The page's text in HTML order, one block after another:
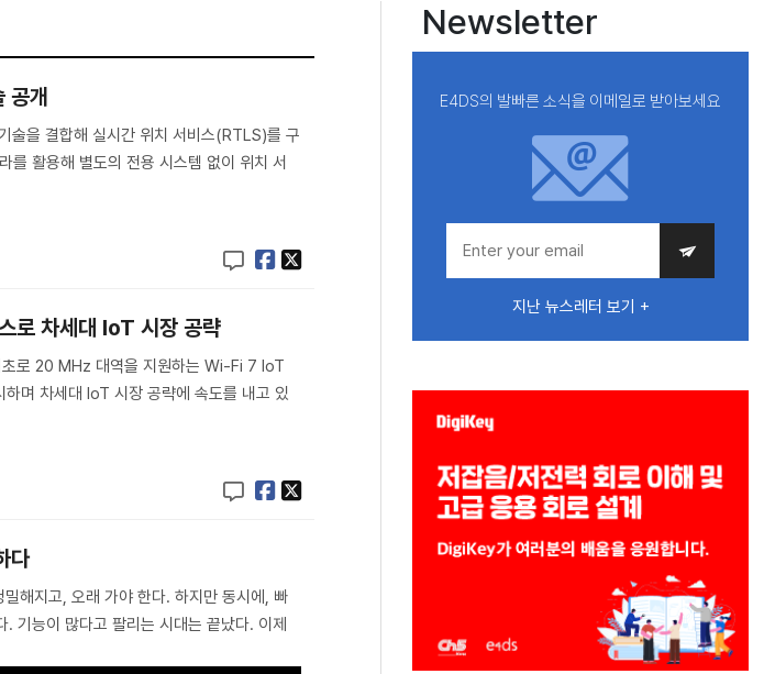
공개
을 결합해 실시간 위치 서비스(RTLS)를 구
를 활용해 별도의 전용 시스템 없이 위치 서
차세대 IoT 시장 공략
로 20 MHz 대역을 지원하는 Wi-Fi 7 IoT
며 차세대 IoT 시장 공략에 속도를 내고 있
다
밀해지고, 오래 가야 한다. 하지만 동시에, 빠
기능이 많다고 팔리는 시대는 끝났다. 이제
Newsletter
E4DS의 발빠른 소식을 이메일로 받아보세요
지난 뉴스레터 보기 +